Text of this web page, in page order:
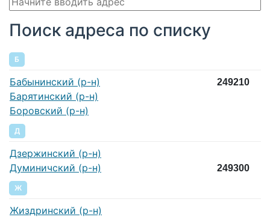
Поиск адреса по списку
Б
Бабынинский (р-н) 249210
Барятинский (р-н)
Боровский (р-н)
Д
Дзержинский (р-н)
Думиничский (р-н)
249300
Ж
Жиздринский (р-н)